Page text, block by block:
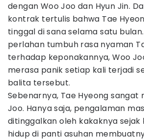
dengan Woo Joo dan Hyun Jin.
kontrak tertulis bahwa Tae
tinggal di sana selama satu
perlahan tumbuh rasa nyaman
terhadap keponakannya, Woo
merasa panik setiap kali terjadi
balita tersebut.
Sebenarnya, Tae Hyeong sangat
Joo. Hanya saja, pengalaman
ditinggalkan oleh kakaknya sejak
hidup di panti asuhan